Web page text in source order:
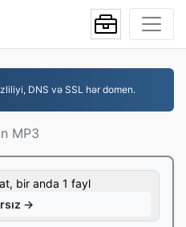
DNS və SSL hər domen.
MP3
bir anda 1 fayl
→